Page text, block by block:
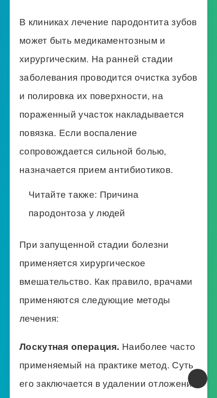
В клиниках лечение пародонтита зубов
может быть медикаментозным и
хирургическим. На ранней стадии
заболевания проводится очистка зубов
и полировка их поверхности, на
пораженный участок накладывается
повязка. Если воспаление
сопровождается сильной болью,
назначается прием антибиотиков.
Читайте также: Причина
пародонтоза у людей
При запущенной стадии болезни
применяется хирургическое
вмешательство. Как правило, врачами
применяются следующие методы
лечения:
Лоскутная операция. Наиболее часто
применяемый на практике метод. Суть
его заключается в удалении отложений